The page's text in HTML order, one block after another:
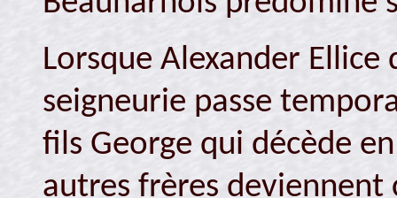
Lorsque Alexander
seigneurie passe
fils George qui décède
autres frères deviennent